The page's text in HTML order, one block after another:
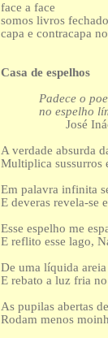
face a face
somos livros
capa e contracapa
Casa de espelhos
Padece o
no espelho
José Inácio
A verdade absurda
Multiplica sussurros
Em palavra infinita
E deveras revela-se
Esse espelho me
E reflito esse lago,
De uma líquida
E rebato a luz fria
As pupilas abertas
Rodam menos